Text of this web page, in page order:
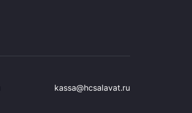
kassa@hcsalavat.ru